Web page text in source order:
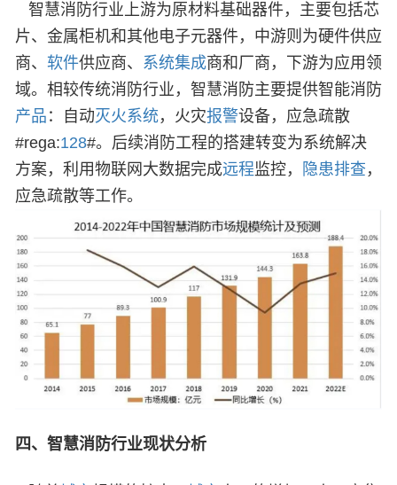
智慧消防行业上游为原材料基础器件，主要包括芯
片、金属柜机和其他电子元器件，中游则为硬件供应
商、 软件供应商、 系统集成商和厂商，下游为应用领
域。相较传统消防行业，智慧消防主要提供智能消防
产品 ：自动灭火系统，火灾报警设备，应急疏散
#rega:128#。后续消防工程的搭建转变为系统解决
方案，利用物联网大数据完成远程监控， 隐患排查 ，
应急疏散等工作。
四、 智慧消防行业现状分析